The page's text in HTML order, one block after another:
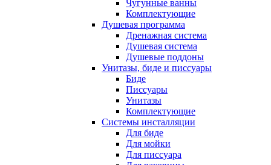
Чугунные ванны
Комплектующие
Душевая программа
Дренажная система
Душевая система
Душевые поддоны
Унитазы, биде и писсуары
Биде
Писсуары
Унитазы
Комплектующие
Системы инсталляции
Для биде
Для мойки
Для писсуара